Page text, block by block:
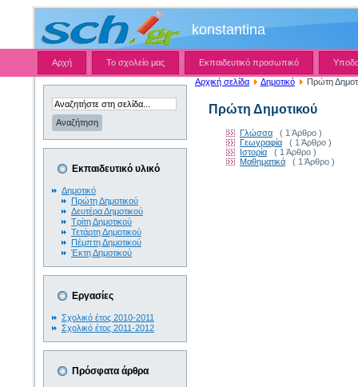
konstantina
Αρχή Το σχολείο μας Εκπαιδευτικό προσωπικό
Εκπαιδευτικό υλικό
Δημοτικό
Πρώτη Δημοτικού
Δευτέρα Δημοτικού
Τρίτη Δημοτικού
Τετάρτη Δημοτικού
Πέμπτη Δημοτικού
Έκτη Δημοτικού
Εργασίες
Σχολικό έτος 2010-2011
Σχολικό έτος 2011-2012
Πρόσφατα άρθρα
Αρχική σελίδα Δημοτικό Πρώτη
Πρώτη Δημοτικού
Γλώσσα
( 1 Άρθρο )
Γεωγραφία
( 1 Άρθρο )
Ιστορία
( 1 Άρθρο )
Μαθηματικά
( 1 Άρθρο )